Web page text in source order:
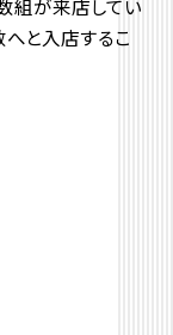
組が来店してい
へと入店するこ